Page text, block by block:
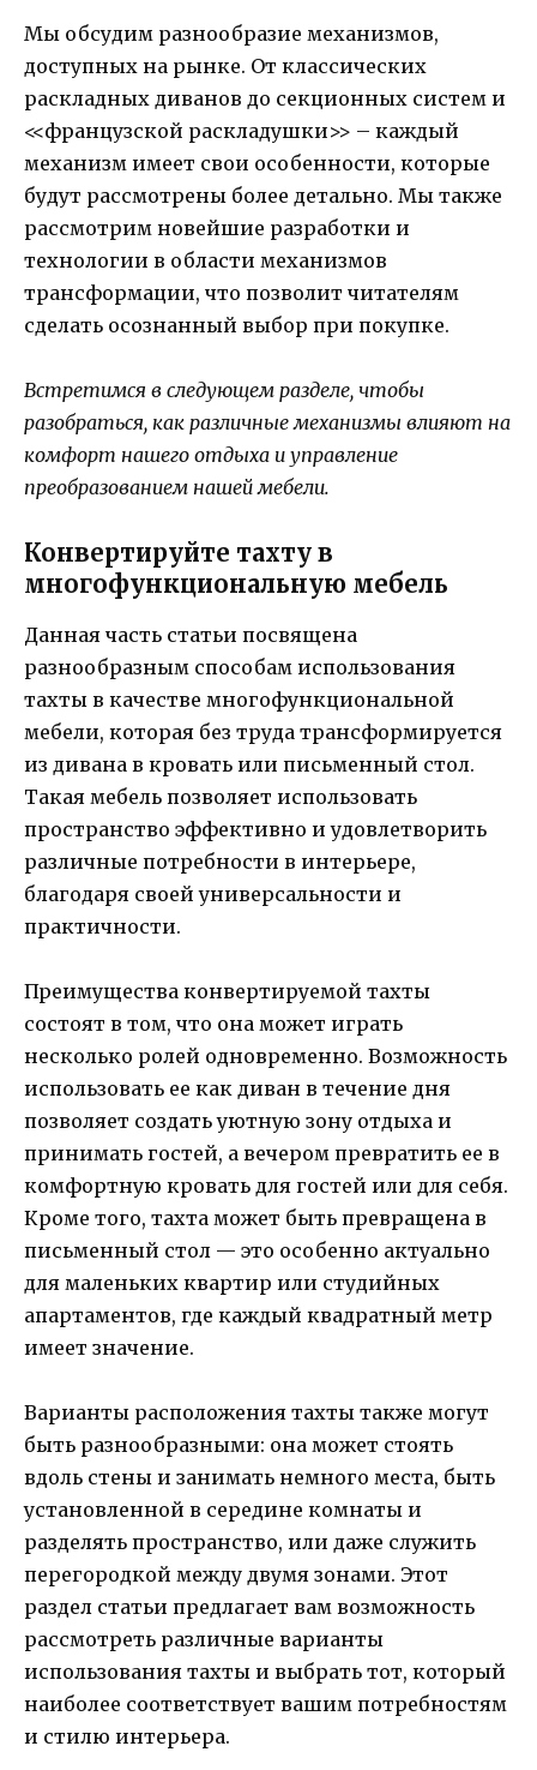
Мы обсудим разнообразие механизмов,
доступных на рынке. От классических
раскладных диванов до секционных систем и
<<французской раскладушки>> – каждый
механизм имеет свои особенности, которые
будут рассмотрены более детально. Мы также
рассмотрим новейшие разработки и
технологии в области механизмов
трансформации, что позволит читателям
сделать осознанный выбор при покупке.
Встретимся в следующем разделе, чтобы
разобраться, как различные механизмы влияют на
комфорт нашего отдыха и управление
преобразованием нашей мебели.
Конвертируйте тахту в
многофункциональную мебель
Данная часть статьи посвящена
разнообразным способам использования
тахты в качестве многофункциональной
мебели, которая без труда трансформируется
из дивана в кровать или письменный стол.
Такая мебель позволяет использовать
пространство эффективно и удовлетворить
различные потребности в интерьере,
благодаря своей универсальности и
практичности.
Преимущества конвертируемой тахты
состоят в том, что она может играть
несколько ролей одновременно. Возможность
использовать ее как диван в течение дня
позволяет создать уютную зону отдыха и
принимать гостей, а вечером превратить ее в
комфортную кровать для гостей или для себя.
Кроме того, тахта может быть превращена в
письменный стол — это особенно актуально
для маленьких квартир или студийных
апартаментов, где каждый квадратный метр
имеет значение.
Варианты расположения тахты также могут
быть разнообразными: она может стоять
вдоль стены и занимать немного места, быть
установленной в середине комнаты и
разделять пространство, или даже служить
перегородкой между двумя зонами. Этот
раздел статьи предлагает вам возможность
рассмотреть различные варианты
использования тахты и выбрать тот, который
наиболее соответствует вашим потребностям
и стилю интерьера.